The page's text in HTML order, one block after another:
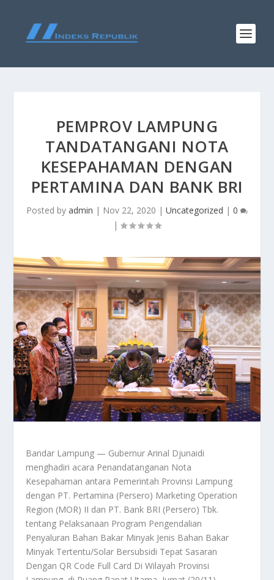
PEMPROV LAMPUNG
TANDATANGANI NOTA
KESEPAHAMAN DENGAN
PERTAMINA DAN BANK BRI
Posted by admin | Nov 22, 2020 | Uncategorized | 0
|
Bandar Lampung — Gubernur Arinal Djunaidi
menghadiri acara Penandatanganan Nota
Kesepahaman antara Pemerintah Provinsi Lampung
dengan PT. Pertamina (Persero) Marketing Operation
Region (MOR) II dan PT. Bank BRI (Persero) Tbk.
tentang Pelaksanaan Program Pengendalian
Penyaluran Bahan Bakar Minyak Jenis Bahan Bakar
Minyak Tertentu/Solar Bersubsidi Tepat Sasaran
Dengan QR Code Full Card Di Wilayah Provinsi